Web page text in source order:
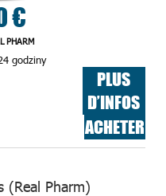
€
PHARM
godziny
PLUS
D’INFOS
ACHETER
(Real Pharm)